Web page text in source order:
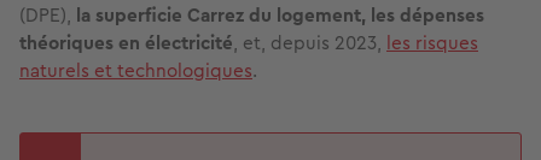
(DPE), la superficie Carrez du logement, les dépenses
théoriques en électricité, et, depuis 2023, les risques
naturels et technologiques.